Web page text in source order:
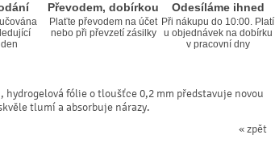
Převodem, dobírkou
Plaťte převodem na účet
nebo při převzetí zásilky
Odesíláme ihned
Při nákupu do 10:00. Platí
u objednávek na dobírku
v pracovní dny
fólie o tloušťce 0,2 mm představuje novou
tlumí a absorbuje nárazy.
« zpět